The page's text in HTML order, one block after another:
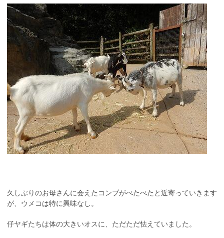
久しぶりのお母さんに会えたコンブがべたべたと近寄っていきます
が、ウメコは特に興味なし。
仔ヤギたちは体の大きいオスに、ただただ怯えていました。